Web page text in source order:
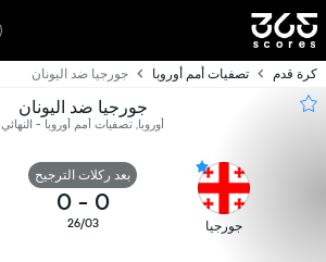
كرة قدم تصفيات أمم أوروبا جورجيا ضد اليونان
جورجيا ضد اليونان
أوروبا, تصفيات أمم أوروبا - النهائي
جورجيا
بعد ركلات الترجيح
0
-
0
26/03